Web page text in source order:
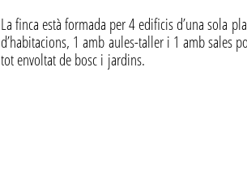
La finca està formada per 4 edificis d’una sola
d’habitacions, 1 amb aules-taller i 1 amb sales
tot envoltat de bosc i jardins.